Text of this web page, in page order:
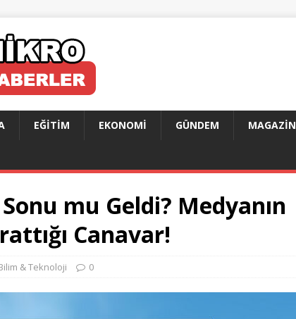
EĞITIM EKONOMI GÜNDEM MAGAZIN
mu Geldi? Medyanın
Canavar!
& Teknoloji 0